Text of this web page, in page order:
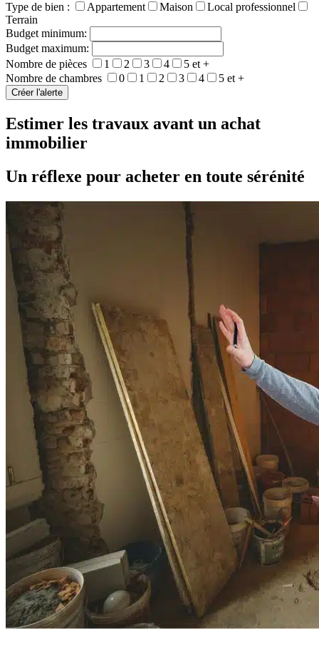
Type de bien :
Appartement Maison
Local professionnel
Terrain
Budget minimum:
Budget maximum:
Nombre de pièces
1 2 3 4
5 et +
Nombre de chambres
0 1 2 3 4 5 et +
Estimer les travaux avant un achat
immobilier
Un réflexe pour acheter en toute sérénité